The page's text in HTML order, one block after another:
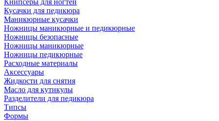
Книпсеры для ногтей
Кусачки для педикюра
Маникюрные кусачки
Ножницы маникюрные и педикюрные
Ножницы безопасные
Ножницы маникюрные
Ножницы педикюрные
Расходные материалы
Аксессуары
Жидкости для снятия
Масло для кутикулы
Разделители для педикюра
Типсы
Формы